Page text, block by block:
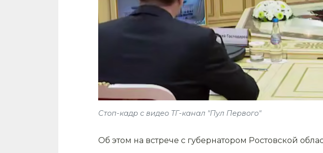
Стоп-кадр с видео ТГ-канал "Пул Первого"
Об этом на встрече с губернатором Ростовской